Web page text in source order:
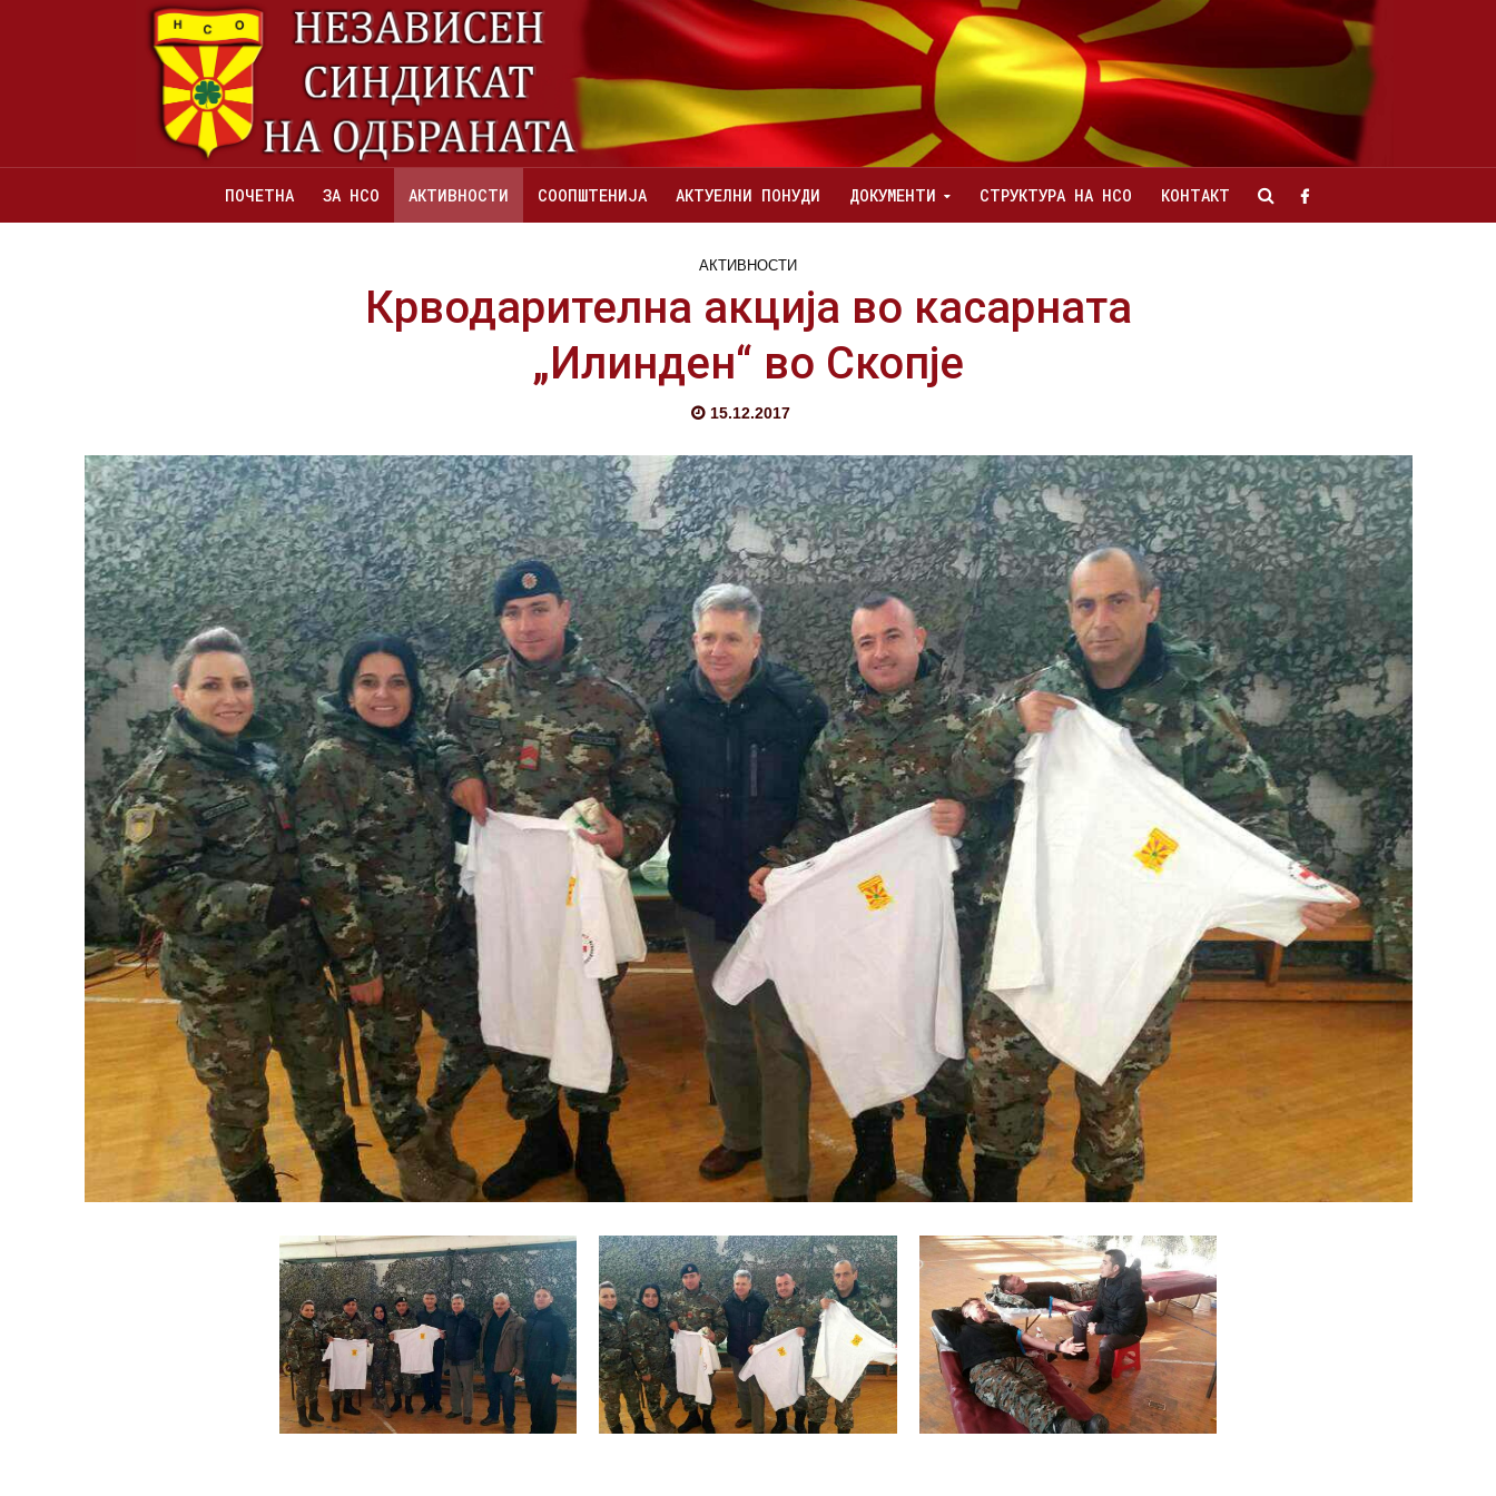
ПОЧЕТНА ЗА НСО АКТИВНОСТИ СООПШТЕНИЈА АКТУЕЛНИ ПОНУДИ ДОКУМЕНТИ СТРУКТУРА НА НСО КОНТАКТ
АКТИВНОСТИ
Крводарителна акција во касарната
„Илинден“ во Скопје
15.12.2017